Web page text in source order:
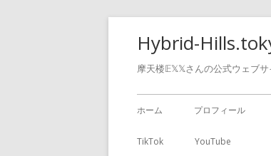
Hybrid-
摩天楼𝔼𝕏𝕏さんの公式ウェブサ
ホーム プロフィール
TikTok YouTube